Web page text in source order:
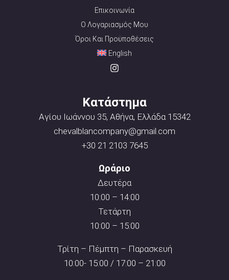
Επικοινωνία
Ο Λογαριασμός Μου
Όροι Και Προϋποθέσεις
English
Κατάστημα
Αγίου Ιωάννου 35, Αθήνα, Ελλάδα 15342
chevalblancompany@gmail.com
+30 21 2103 7645
Ωράριο
Δευτέρα
10:00 – 14:00
Τετάρτη
10:00 – 15:00
Τρίτη – Πέμπτη – Παρασκευή
10:00- 15:00 / 17:00 – 21:00